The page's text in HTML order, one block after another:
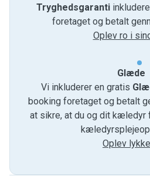
Tryghedsgaranti
foretaget og betalt
Oplev ro i
Glæde
Vi inkluderer en gratis
booking foretaget og betalt
at sikre, at du og dit kæledyr
Oplev lykke